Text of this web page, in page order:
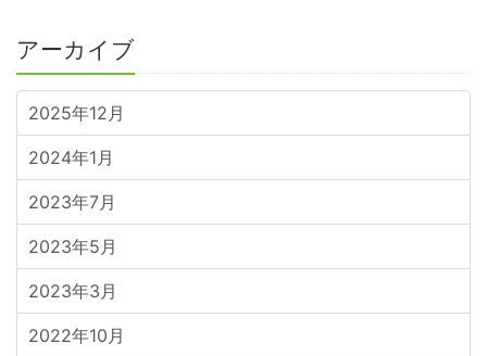
アーカイブ
2025年12月
2024年1月
2023年7月
2023年5月
2023年3月
2022年10月